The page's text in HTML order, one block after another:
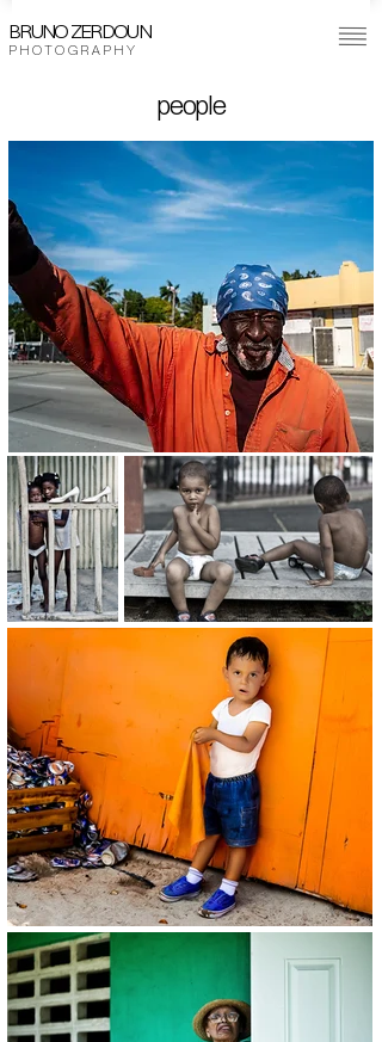
BRUNO ZERDOUN
P H O T O G R A P H Y
people